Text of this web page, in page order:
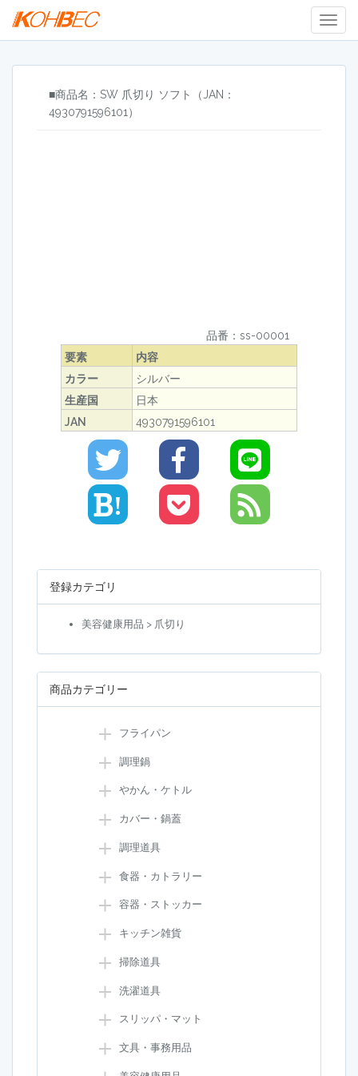
■商品名：SW 爪切り ソフト（JAN：
4930791596101）
品番：ss-00001
要素
内容
カラー
シルバー
生産国
日本
JAN
4930791596101
!
登録カテゴリ
美容健康用品 > 爪切り
商品カテゴリー
フライパン
調理鍋
やかん・ケトル
カバー・鍋蓋
調理道具
食器・カトラリー
容器・ストッカー
キッチン雑貨
掃除道具
洗濯道具
スリッパ・マット
文具・事務用品